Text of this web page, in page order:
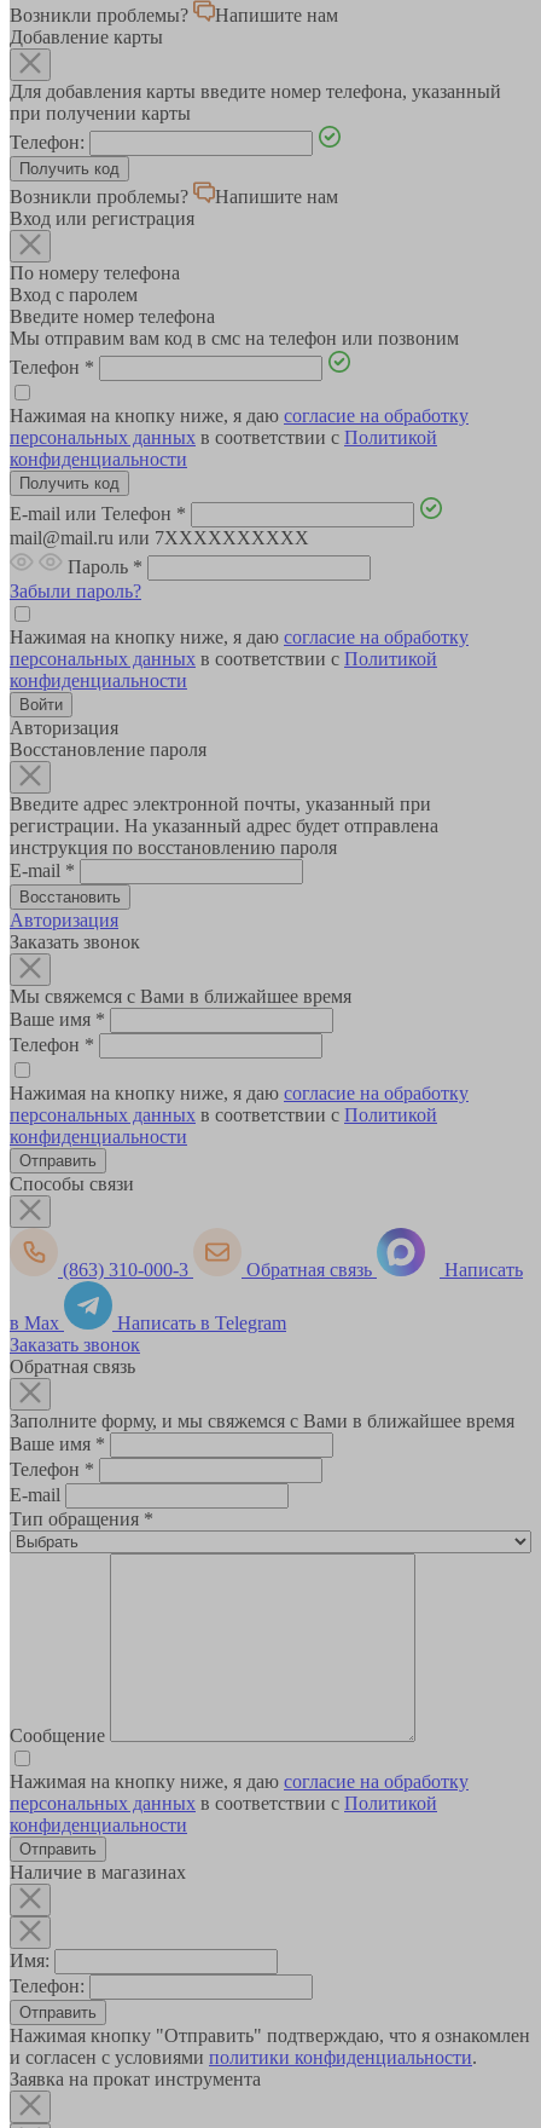
Возникли проблемы?
Напишите нам
Добавление карты
Для добавления карты введите номер телефона, указанный
при получении карты
Телефон:
Возникли проблемы?
Напишите нам
Вход или регистрация
По номеру телефона
Вход с паролем
Введите номер телефона
Мы отправим вам код в смс на телефон или позвоним
Телефон *
Нажимая на кнопку ниже, я даю согласие на обработку
персональных данных в соответствии с Политикой
конфиденциальности
E-mail или Телефон *
mail@mail.ru или 7XXXXXXXXXX
Пароль *
Забыли пароль?
Нажимая на кнопку ниже, я даю согласие на обработку
персональных данных в соответствии с Политикой
конфиденциальности
Авторизация
Восстановление пароля
Введите адрес электронной почты, указанный при
регистрации. На указанный адрес будет отправлена
инструкция по восстановлению пароля
E-mail *
Авторизация
Заказать звонок
Мы свяжемся с Вами в ближайшее время
Ваше имя *
Телефон *
Нажимая на кнопку ниже, я даю согласие на обработку
персональных данных в соответствии с Политикой
конфиденциальности
Способы связи
(863) 310-000-3 Обратная связь Написать
в Max
Написать в Telegram
Заказать звонок
Обратная связь
Заполните форму, и мы свяжемся с Вами в ближайшее время
Ваше имя *
Телефон *
E-mail
Тип обращения *
Сообщение
Нажимая на кнопку ниже, я даю согласие на обработку
персональных данных в соответствии с Политикой
конфиденциальности
Наличие в магазинах
Имя:
Телефон:
Отправить
Нажимая кнопку "Отправить" подтверждаю, что я ознакомлен
и согласен с условиями политики конфиденциальности.
Заявка на прокат инструмента